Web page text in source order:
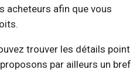
acheteurs afin que vous
trouver les détails point
par ailleurs un bref